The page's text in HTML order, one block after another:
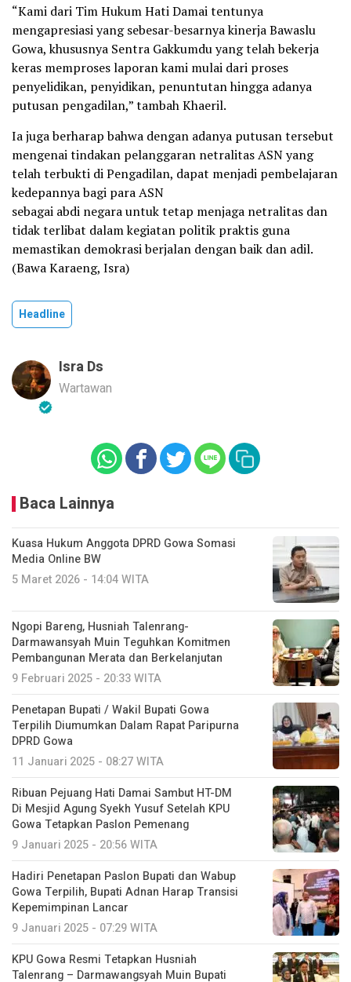
“Kami dari Tim Hukum Hati Damai tentunya
mengapresiasi yang sebesar-besarnya kinerja Bawaslu
Gowa, khususnya Sentra Gakkumdu yang telah bekerja
keras memproses laporan kami mulai dari proses
penyelidikan, penyidikan, penuntutan hingga adanya
putusan pengadilan,” tambah Khaeril.
Ia juga berharap bahwa dengan adanya putusan tersebut
mengenai tindakan pelanggaran netralitas ASN yang
telah terbukti di Pengadilan, dapat menjadi pembelajaran
kedepannya bagi para ASN
sebagai abdi negara untuk tetap menjaga netralitas dan
tidak terlibat dalam kegiatan politik praktis guna
memastikan demokrasi berjalan dengan baik dan adil.
(Bawa Karaeng, Isra)
Headline
Isra Ds
Wartawan
Baca Lainnya
Kuasa Hukum Anggota DPRD Gowa Somasi
Media Online BW
5 Maret 2026 - 14:04 WITA
Ngopi Bareng, Husniah Talenrang-
Darmawansyah Muin Teguhkan Komitmen
Pembangunan Merata dan Berkelanjutan
9 Februari 2025 - 20:33 WITA
Penetapan Bupati / Wakil Bupati Gowa
Terpilih Diumumkan Dalam Rapat Paripurna
DPRD Gowa
11 Januari 2025 - 08:27 WITA
Ribuan Pejuang Hati Damai Sambut HT-DM
Di Mesjid Agung Syekh Yusuf Setelah KPU
Gowa Tetapkan Paslon Pemenang
9 Januari 2025 - 20:56 WITA
Hadiri Penetapan Paslon Bupati dan Wabup
Gowa Terpilih, Bupati Adnan Harap Transisi
Kepemimpinan Lancar
9 Januari 2025 - 07:29 WITA
KPU Gowa Resmi Tetapkan Husniah
Talenrang – Darmawangsyah Muin Bupati